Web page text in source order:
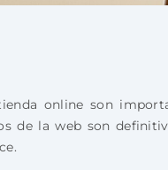
online son
de la web son